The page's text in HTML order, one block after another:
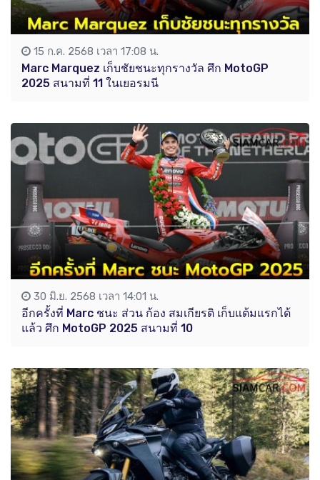
15 ก.ค. 2568 เวลา 17:08 น.
Marc Marquez เก็บชัยชนะทุกรางวัล ศึก MotoGP
2025 สนามที่ 11 ในเยอรมนี
30 มิ.ย. 2568 เวลา 14:01 น.
อีกครั้งที่ Marc ชนะ ส่วน ก้อง สมเกียรติ เก็บแต้มแรกได้
แล้ว ศึก MotoGP 2025 สนามที่ 10